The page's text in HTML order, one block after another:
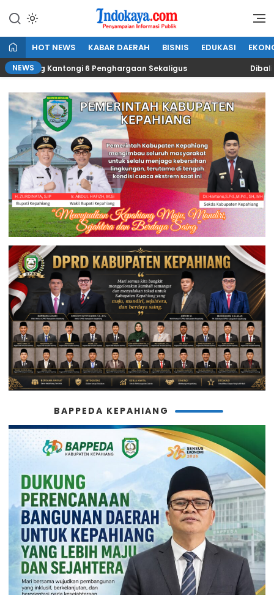
konten
IndoKaya
Penyampaian Informasi Publik
HOT NEWS KABAR DAERAH BISNIS EDUKASI
NEWSKantongi 6 Penghargaan Sekaligus Dibalik
BAPPEDA KEPAHIANG